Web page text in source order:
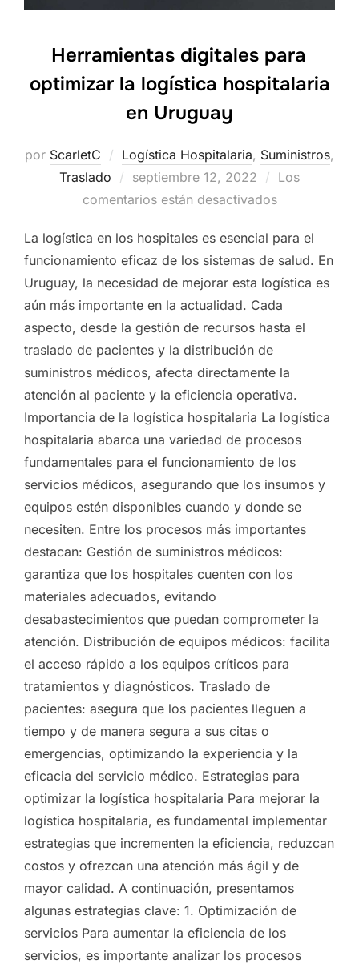
Herramientas digitales para
optimizar la logística hospitalaria
en Uruguay
por ScarletC Logística Hospitalaria, Suministros,
Traslado
Publicado
el
septiembre 12, 2022
Los
comentarios están desactivados
La logística en los hospitales es esencial para el
funcionamiento eficaz de los sistemas de salud. En
Uruguay, la necesidad de mejorar esta logística es
aún más importante en la actualidad. Cada
aspecto, desde la gestión de recursos hasta el
traslado de pacientes y la distribución de
suministros médicos, afecta directamente la
atención al paciente y la eficiencia operativa.
Importancia de la logística hospitalaria La logística
hospitalaria abarca una variedad de procesos
fundamentales para el funcionamiento de los
servicios médicos, asegurando que los insumos y
equipos estén disponibles cuando y donde se
necesiten. Entre los procesos más importantes
destacan: Gestión de suministros médicos:
garantiza que los hospitales cuenten con los
materiales adecuados, evitando
desabastecimientos que puedan comprometer la
atención. Distribución de equipos médicos: facilita
el acceso rápido a los equipos críticos para
tratamientos y diagnósticos. Traslado de
pacientes: asegura que los pacientes lleguen a
tiempo y de manera segura a sus citas o
emergencias, optimizando la experiencia y la
eficacia del servicio médico. Estrategias para
optimizar la logística hospitalaria Para mejorar la
logística hospitalaria, es fundamental implementar
estrategias que incrementen la eficiencia, reduzcan
costos y ofrezcan una atención más ágil y de
mayor calidad. A continuación, presentamos
algunas estrategias clave: 1. Optimización de
servicios Para aumentar la eficiencia de los
servicios, es importante analizar los procesos